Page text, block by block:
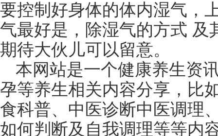
要控制好身体的体内湿气，
气最好是，除湿气的方式 及
期待大伙儿可以留意。
本网站是一个健康养生资
孕等养生相关内容分享，比
食科普、中医诊断中医调理
如何判断及自我调理等等内